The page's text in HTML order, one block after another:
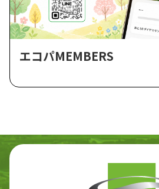
エコパMEMBERS